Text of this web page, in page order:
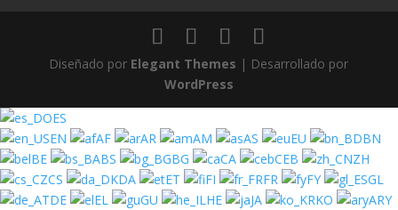
Diseñado por Elegant Themes | Desarrollado por
WordPress
ES
EN
AF AR AM AS EU
BN
BE
BS BG CA CEB
ZH
CS
DA ET FI FR FY
GL
DE
EL GU HE JA KO ARY